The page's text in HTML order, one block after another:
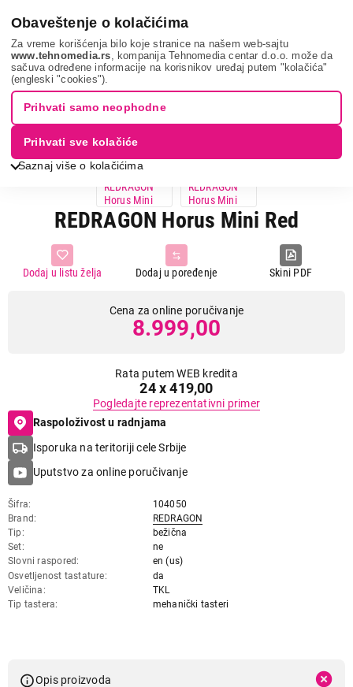
Obaveštenje o kolačićima
Za vreme korišćenja bilo koje stranice na našem web-sajtu
www.tehnomedia.rs , kompanija Tehnomedia centar d.o.o. može da
sačuva određene informacije na korisnikov uređaj putem "kolačića"
(engleski "cookies").
Saznaj više o kolačićima
Prihvati samo neophodne
Prihvati sve kolačiće
It & gaming Periferije Tastature Redragon horus ...
REDRAGON Horus Mini Red
Skini PDF
Dodaj u poređenje
Dodaj u listu želja
Cena za online poručivanje
8.999,00
Rata putem WEB kredita
24 x 419,00
Pogledajte reprezentativni primer
Raspoloživost u radnjama
Isporuka na teritoriji cele Srbije
Uputstvo za online poručivanje
Šifra
104050
Brand
REDRAGON
Tip
bežična
Set
ne
Slovni raspored
en (us)
Osvetljenost tastature
da
Veličina
TKL
Tip tastera
mehanički tasteri
Opis proizvoda